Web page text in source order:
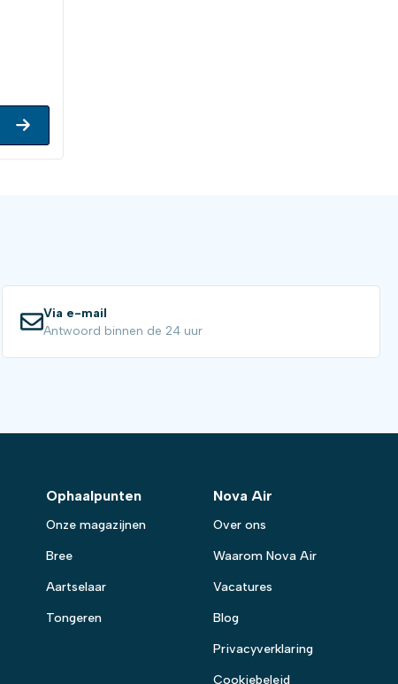
Via e-mail
Antwoord binnen de 24 uur
Ophaalpunten
Onze magazijnen
Bree
Aartselaar
Tongeren
Nova Air
Over ons
Waarom Nova Air
Vacatures
Blog
Privacyverklaring
Cookiebeleid